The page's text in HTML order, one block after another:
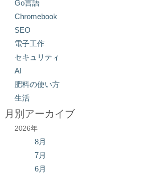
Go言語
Chromebook
SEO
電子工作
セキュリティ
AI
肥料の使い方
生活
月別アーカイブ
2026年
8月
7月
6月